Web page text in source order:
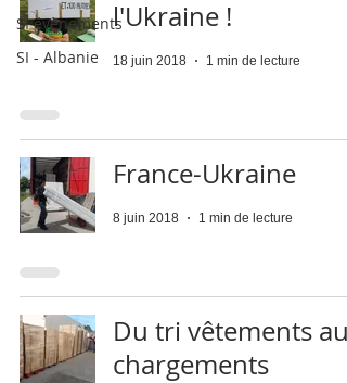
SI évènements
SI - Albanie
l'Ukraine !
18 juin 2018 1 min de lecture
France-Ukraine
8 juin 2018 1 min de lecture
Du tri vêtements aux
chargements